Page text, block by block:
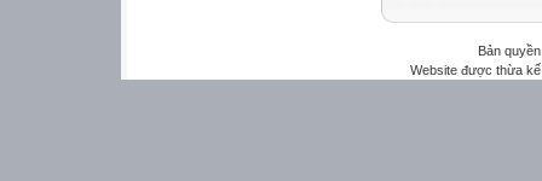
Bản
Website được thừa